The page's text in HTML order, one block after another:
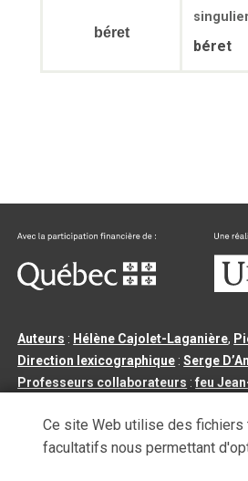
béret
béret
Auteurs : Hélène Cajolet-Laganière,
Direction lexicographique :Serge
Professeurs collaborateurs :feu
Tous droits réservés©Université de
Ce site Web utilise des fichiers
facultatifs nous permettant